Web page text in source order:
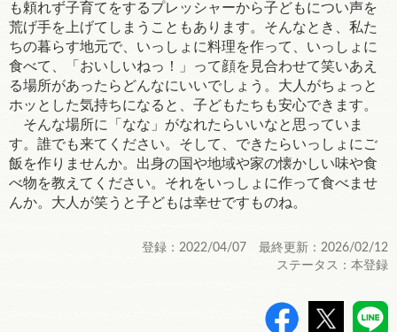
も頼れず子育てをするプレッシャーから子どもについ声を
荒げ手を上げてしまうこともあります。そんなとき、私た
ちの暮らす地元で、いっしょに料理を作って、いっしょに
食べて、「おいしいねっ！」って顔を見合わせて笑いあえ
る場所があったらどんなにいいでしょう。大人がちょっと
ホッとした気持ちになると、子どもたちも安心できます。
そんな場所に「なな」がなれたらいいなと思っていま
す。誰でも来てください。そして、できたらいっしょにご
飯を作りませんか。出身の国や地域や家の懐かしい味や食
べ物を教えてください。それをいっしょに作って食べませ
んか。大人が笑うと子どもは幸せですものね。
登録：2022/04/07 最終更新：2026/02/12
ステータス：本登録